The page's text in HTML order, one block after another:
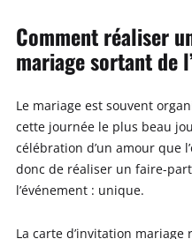
Comment réaliser
mariage sortant de
Le mariage est souvent
cette journée le plus beau
célébration d’un amour que
donc de réaliser un faire-
l’événement : unique.
La carte d’invitation